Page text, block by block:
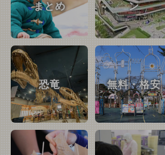
まとめ
ン
恐竜 無料・格安